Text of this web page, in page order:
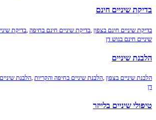
שיניים חינם
שיניים חינם בצפון ,בדיקת שיניים חינם בחיפה,בדיקת שיניים
חינם בגוש דן
שיניים
שיניים בצפון ,הלבנת שיניים בחיפה והקריות,הלבנת שיניים בשרון
שיניים בלייזר